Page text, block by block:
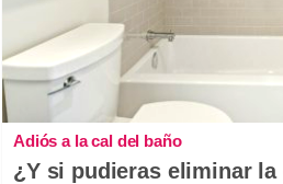
Adiós a la cal del baño
¿Y si pudieras eliminar